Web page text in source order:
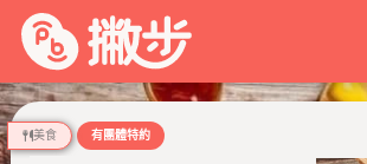
美食 有團體特約